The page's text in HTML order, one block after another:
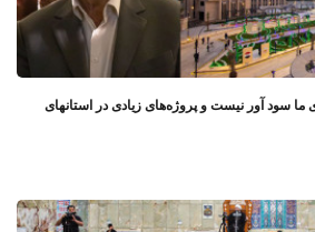
سود آور نیست و پروژه‌های زیادی در استانهای